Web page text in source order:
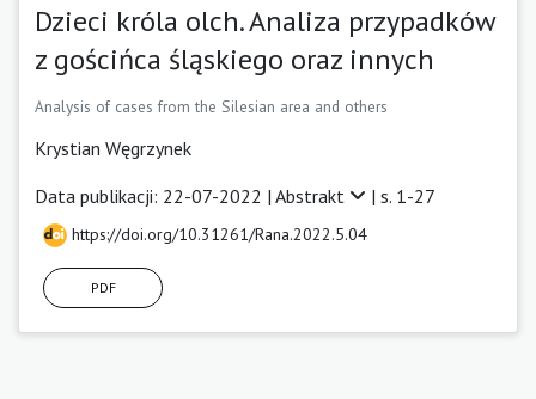
Dzieci króla olch. Analiza przypadków
z gościńca śląskiego oraz innych
Analysis of cases from the Silesian area and others
Krystian Węgrzynek
Data publikacji: 22-07-2022 | Abstrakt | s. 1-27
https://doi.org/10.31261/Rana.2022.5.04
PDF